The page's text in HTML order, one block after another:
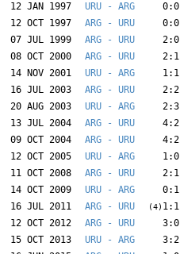
12 JAN 1997
URU - ARG 0:0
12 OCT 1997
ARG - URU 0:0
07 JUL 1999
ARG - URU 2:0
08 OCT 2000
ARG - URU 2:1
14 NOV 2001
URU - ARG 1:1
16 JUL 2003
ARG - URU 2:2
20 AUG 2003
URU - ARG 2:3
13 JUL 2004
ARG - URU 4:2
09 OCT 2004
ARG - URU 4:2
12 OCT 2005
URU - ARG 1:0
11 OCT 2008
ARG - URU 2:1
14 OCT 2009
URU - ARG 0:1
16 JUL 2011
ARG - URU (4) 1:1
12 OCT 2012
ARG - URU 3:0
15 OCT 2013
URU - ARG 3:2